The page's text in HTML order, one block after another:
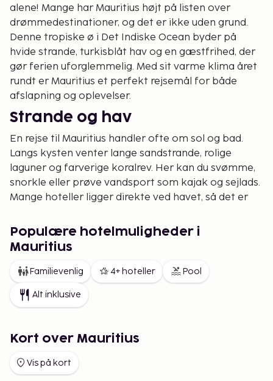
alene! Mange har Mauritius højt på listen over
drømmedestinationer, og det er ikke uden grund.
Denne tropiske ø i Det Indiske Ocean byder på
hvide strande, turkisblåt hav og en gæstfrihed, der
gør ferien uforglemmelig. Med sit varme klima året
rundt er Mauritius et perfekt rejsemål for både
afslapning og oplevelser.
Strande og hav
En rejse til Mauritius handler ofte om sol og bad.
Langs kysten venter lange sandstrande, rolige
laguner og farverige koralrev. Her kan du svømme,
snorkle eller prøve vandsport som kajak og sejlads.
Mange hoteller ligger direkte ved havet, så det er
Natur og udflugter
Men Mauritius er også meget mere end strandliv. I
Black River Gorges Nationalpark finder du
vandrestier gennem tropisk skov, vandfald og et
rigt dyreliv. Gå ikke glip af Chamarel med sine
På Mauritius møder du en spændende kultur med
Populære hotelmuligheder i
Mauritius
Familievenlig 4+ hoteller Pool
Alt inklusive
Kort over Mauritius
Vis på kort